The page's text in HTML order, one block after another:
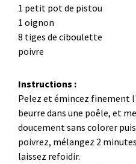
1 petit pot de pistou
1 oignon
8 tiges de ciboulette
poivre
Instructions :
Pelez et émincez finement
beurre dans une poêle, et
doucement sans colorer
poivrez, mélangez 2
laissez refoidir.